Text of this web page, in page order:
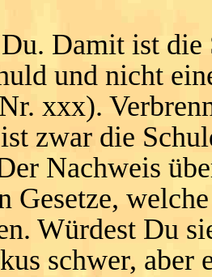
Damit ist
und nicht
xxx).
zwar die
Nachweis
Gesetze,
Würdest Du
schwer,